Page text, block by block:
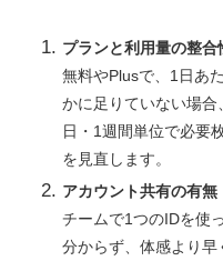
プランと利用量の整合
無料やPlusで、1日あ
かに足りていない場
日・1週間単位で必要
を見直します。
アカウント共有の有無
チームで1つのIDを使
分からず、体感より早